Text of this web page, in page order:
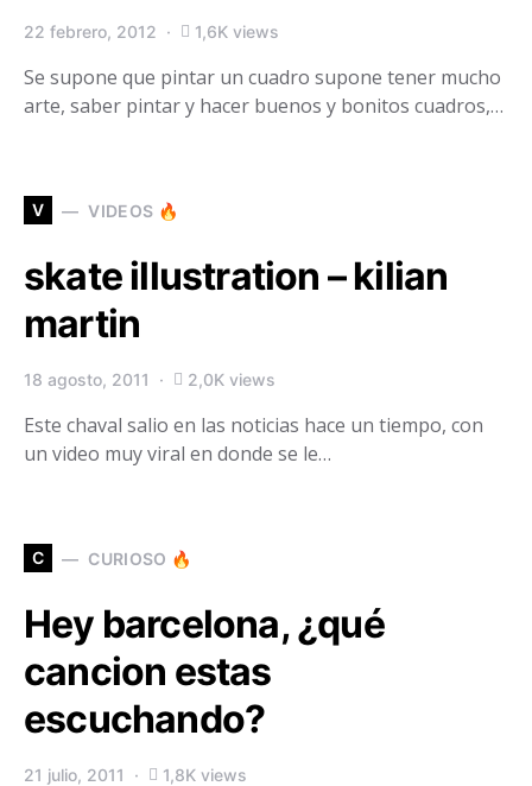
22 febrero, 2012 1,6K views
Se supone que pintar un cuadro supone tener mucho
arte, saber pintar y hacer buenos y bonitos cuadros,…
V VIDEOS 🔥
skate illustration – kilian
martin
18 agosto, 2011 2,0K views
Este chaval salio en las noticias hace un tiempo, con
un video muy viral en donde se le…
C CURIOSO 🔥
Hey barcelona, ¿qué
cancion estas
escuchando?
21 julio, 2011 1,8K views